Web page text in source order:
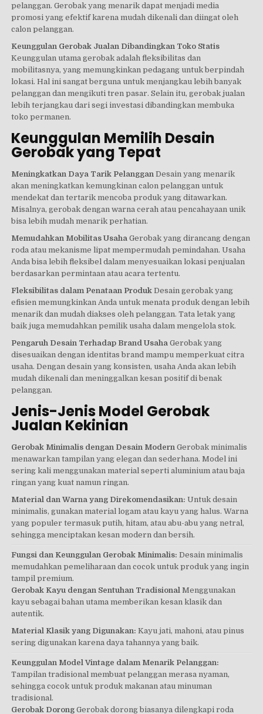
pelanggan. Gerobak yang menarik dapat menjadi media
promosi yang efektif karena mudah dikenali dan diingat oleh
calon pelanggan.
Keunggulan Gerobak Jualan Dibandingkan Toko Statis
Keunggulan utama gerobak adalah fleksibilitas dan
mobilitasnya, yang memungkinkan pedagang untuk berpindah
lokasi. Hal ini sangat berguna untuk menjangkau lebih banyak
pelanggan dan mengikuti tren pasar. Selain itu, gerobak jualan
lebih terjangkau dari segi investasi dibandingkan membuka
toko permanen.
Keunggulan Memilih Desain
Gerobak yang Tepat
Meningkatkan Daya Tarik Pelanggan Desain yang menarik
akan meningkatkan kemungkinan calon pelanggan untuk
mendekat dan tertarik mencoba produk yang ditawarkan.
Misalnya, gerobak dengan warna cerah atau pencahayaan unik
bisa lebih mudah menarik perhatian.
Memudahkan Mobilitas Usaha Gerobak yang dirancang dengan
roda atau mekanisme lipat mempermudah pemindahan. Usaha
Anda bisa lebih fleksibel dalam menyesuaikan lokasi penjualan
berdasarkan permintaan atau acara tertentu.
Fleksibilitas dalam Penataan Produk Desain gerobak yang
efisien memungkinkan Anda untuk menata produk dengan lebih
menarik dan mudah diakses oleh pelanggan. Tata letak yang
baik juga memudahkan pemilik usaha dalam mengelola stok.
Pengaruh Desain Terhadap Brand Usaha Gerobak yang
disesuaikan dengan identitas brand mampu memperkuat citra
usaha. Dengan desain yang konsisten, usaha Anda akan lebih
mudah dikenali dan meninggalkan kesan positif di benak
pelanggan.
Jenis-Jenis Model Gerobak
Jualan Kekinian
Gerobak Minimalis dengan Desain Modern Gerobak minimalis
menawarkan tampilan yang elegan dan sederhana. Model ini
sering kali menggunakan material seperti aluminium atau baja
ringan yang kuat namun ringan.
Material dan Warna yang Direkomendasikan: Untuk desain
minimalis, gunakan material logam atau kayu yang halus. Warna
yang populer termasuk putih, hitam, atau abu-abu yang netral,
sehingga menciptakan kesan modern dan bersih.
Fungsi dan Keunggulan Gerobak Minimalis: Desain minimalis
memudahkan pemeliharaan dan cocok untuk produk yang ingin
tampil premium.
Gerobak Kayu dengan Sentuhan Tradisional Menggunakan
kayu sebagai bahan utama memberikan kesan klasik dan
autentik.
Material Klasik yang Digunakan: Kayu jati, mahoni, atau pinus
sering digunakan karena daya tahannya yang baik.
Keunggulan Model Vintage dalam Menarik Pelanggan:
Tampilan tradisional membuat pelanggan merasa nyaman,
sehingga cocok untuk produk makanan atau minuman
tradisional.
Gerobak Dorong Gerobak dorong biasanya dilengkapi roda